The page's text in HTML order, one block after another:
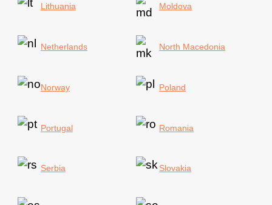
Lithuania Moldova
Netherlands North Macedonia
Norway Poland
Portugal Romania
Serbia Slovakia